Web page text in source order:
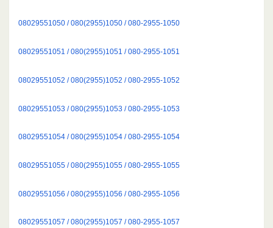
08029551050 / 080(2955)1050 / 080-2955-1050
08029551051 / 080(2955)1051 / 080-2955-1051
08029551052 / 080(2955)1052 / 080-2955-1052
08029551053 / 080(2955)1053 / 080-2955-1053
08029551054 / 080(2955)1054 / 080-2955-1054
08029551055 / 080(2955)1055 / 080-2955-1055
08029551056 / 080(2955)1056 / 080-2955-1056
08029551057 / 080(2955)1057 / 080-2955-1057